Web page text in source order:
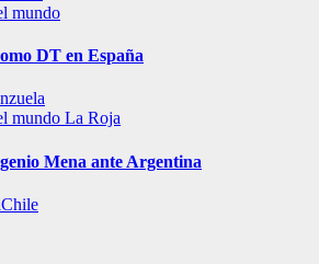
mundo
DT en España
mundo La Roja
Mena ante Argentina